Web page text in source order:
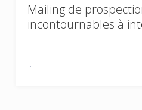
Mailing de
incontournables à